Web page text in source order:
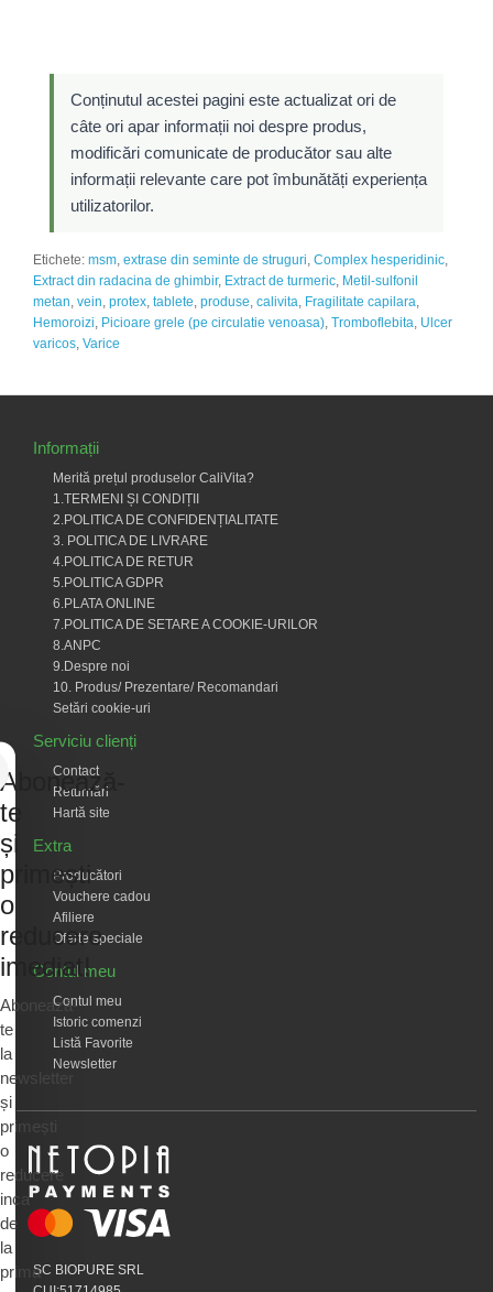
Conținutul acestei pagini este actualizat ori de
câte ori apar informații noi despre produs,
modificări comunicate de producător sau alte
informații relevante care pot îmbunătăți experiența
utilizatorilor.
Etichete: msm, extrase din seminte de struguri, Complex hesperidinic,
Extract din radacina de ghimbir, Extract de turmeric, Metil-sulfonil
metan, vein, protex, tablete, produse, calivita, Fragilitate capilara,
Hemoroizi, Picioare grele (pe circulatie venoasa), Tromboflebita, Ulcer
varicos, Varice
Informații
Merită prețul produselor CaliVita?
1.TERMENI ȘI CONDIȚII
2.POLITICA DE CONFIDENȚIALITATE
3. POLITICA DE LIVRARE
4.POLITICA DE RETUR
5.POLITICA GDPR
6.PLATA ONLINE
7.POLITICA DE SETARE A COOKIE-URILOR
8.ANPC
9.Despre noi
10. Produs/ Prezentare/ Recomandari
Setări cookie-uri
Serviciu clienți
Contact
Returnări
Hartă site
Extra
Producători
Vouchere cadou
Afiliere
Oferte speciale
Contul meu
Contul meu
Istoric comenzi
Listă Favorite
Newsletter
SC BIOPURE SRL
Abonează-
te
și
primești
o
reducere
imediat!
Abonează-
te
la
newsletter
și
primești
o
reducere
inca
de
la
prima